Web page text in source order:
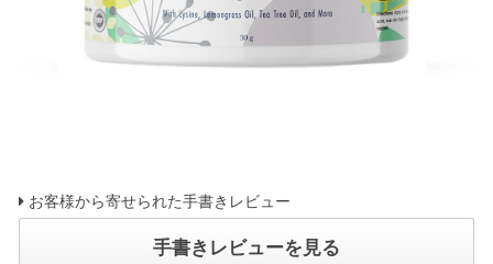
お客様から寄せられた手書きレビュー
手書きレビューを見る